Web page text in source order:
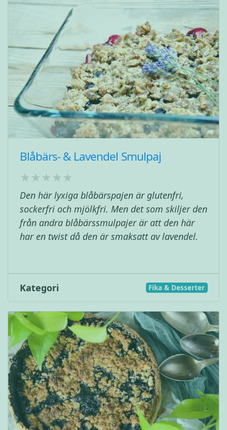
Blåbärs- & Lavendel Smulpaj
Den här lyxiga blåbärspajen är glutenfri,
sockerfri och mjölkfri. Men det som skiljer den
från andra blåbärssmulpajer är att den här
har en twist då den är smaksatt av lavendel.
Kategori Fika & Desserter